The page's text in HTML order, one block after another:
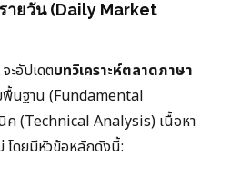
ายวัน (Daily Market
ะอัปเดตบทวิเคราะห์ตลาดภาษา
นฐาน (Fundamental
ค (Technical Analysis) เนื้อหา
โดยมีหัวข้อหลักดังนี้: